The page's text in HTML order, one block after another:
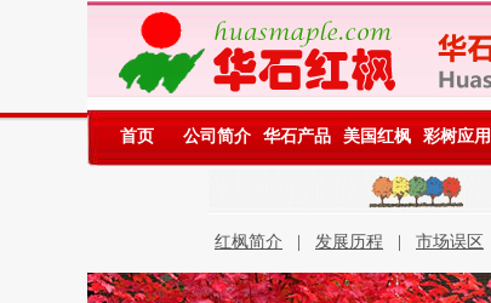
首页 公司简介 华石产品 美国红枫 彩树应用
红枫简介 发展历程 市场误区